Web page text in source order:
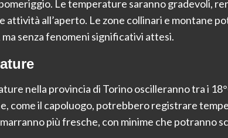
Le temperature saranno gradevoli,
attività all’aperto. Le zone collinari e montane
senza fenomeni significativi attesi.
nella provincia di Torino oscilleranno tra i
come il capoluogo, potrebbero registrare
più fresche, con minime che potranno